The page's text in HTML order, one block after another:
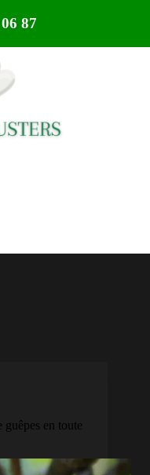
guêpes en toute
87